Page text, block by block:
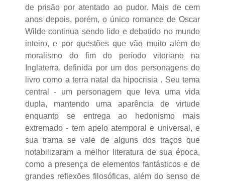
de prisão por atentado ao pudor. Mais de cem
anos depois, porém, o único romance de Oscar
Wilde continua sendo lido e debatido no mundo
inteiro, e por questões que vão muito além do
moralismo do fim do período vitoriano na
Inglaterra, definida por um dos personagens do
livro como a terra natal da hipocrisia . Seu tema
central - um personagem que leva uma vida
dupla, mantendo uma aparência de virtude
enquanto se entrega ao hedonismo mais
extremado - tem apelo atemporal e universal, e
sua trama se vale de alguns dos traços que
notabilizaram a melhor literatura de sua época,
como a presença de elementos fantásticos e de
grandes reflexões filosóficas, além do senso de